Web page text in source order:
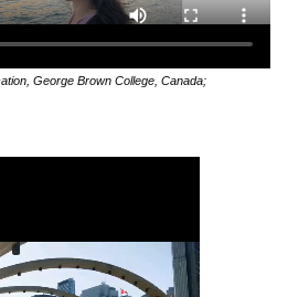
George Brown College, Canada;